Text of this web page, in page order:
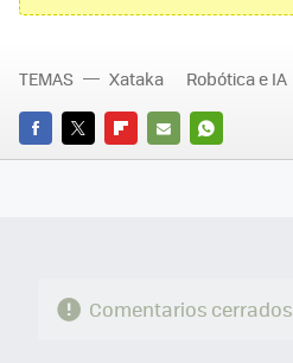
FACEBOOK
TWITTERFLIPBOARD
E-
WHATSAPP
TEMAS Xataka Robótica e IA
Comentarios cerrados